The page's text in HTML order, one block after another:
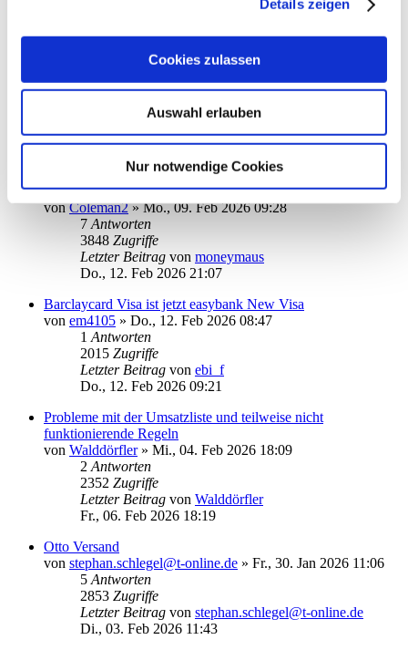
Details zeigen
Cookies zulassen
Auswahl erlauben
Nur notwendige Cookies
Komisches Abruf-Problem (Rundruf)
4Antworten
Zugriffe
Mo., 16. Feb 2026 18:19
PayPal-Konto abrufen nach Update auf Version 15 extrem
langsam
vonColeman2»Mo., 09. Feb 2026 09:28
7 Antworten
3848 Zugriffe
Letzter Beitrag von moneymaus
Do., 12. Feb 2026 21:07
Barclaycard Visa ist jetzt easybank New Visa
von em4105 » Do., 12. Feb 2026 08:47
1 Antworten
2015 Zugriffe
Letzter Beitrag von ebi_f
Do., 12. Feb 2026 09:21
Probleme mit der Umsatzliste und teilweise nicht
funktionierende Regeln
von Walddörfler» Mi., 04. Feb 2026 18:09
2 Antworten
2352 Zugriffe
Letzter Beitrag von Walddörfler
Fr., 06. Feb 2026 18:19
Otto Versand
von stephan.schlegel@t-online.de » Fr., 30. Jan 2026 11:06
5 Antworten
2853 Zugriffe
Letzter Beitrag von stephan.schlegel@t-online.de
Di., 03. Feb 2026 11:43